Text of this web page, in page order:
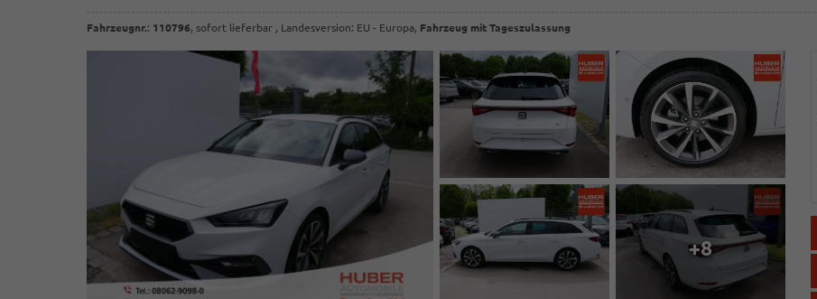
Fahrzeugnr.: 110796, sofort lieferbar , Landesversion: EU - Europa, Fahrzeug mit Tageszulassung
+8